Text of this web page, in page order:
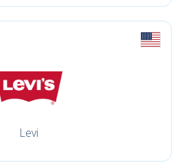
Levi